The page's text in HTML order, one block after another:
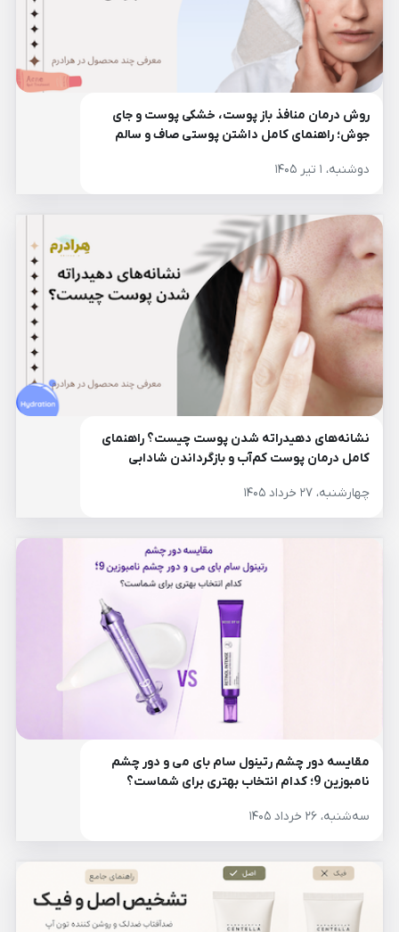
روش درمان منافذ باز پوست، خشکی پوست و جای
جوش؛ راهنمای کامل داشتن پوستی صاف و سالم
دوشنبه، ۱ تیر ۱۴۰۵
نشانه‌های دهیدراته شدن پوست چیست؟ راهنمای
کامل درمان پوست کم‌آب و بازگرداندن شادابی
چهارشنبه، ۲۷ خرداد ۱۴۰۵
مقایسه دور چشم رتینول سام بای می و دور چشم
نامبوزین 9؛ کدام انتخاب بهتری برای شماست؟
سه‌شنبه، ۲۶ خرداد ۱۴۰۵